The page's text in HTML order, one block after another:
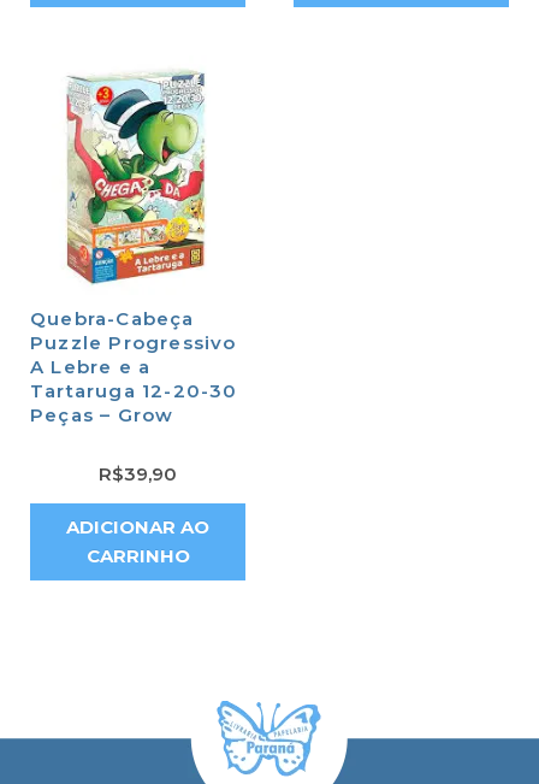
Quebra-Cabeça
Puzzle Progressivo
A Lebre e a
Tartaruga 12-20-30
Peças – Grow
R$39,90
ADICIONAR AO
CARRINHO